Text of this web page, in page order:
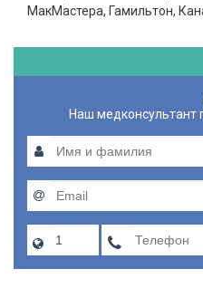
МакМастера, Гамильтон,
Наш